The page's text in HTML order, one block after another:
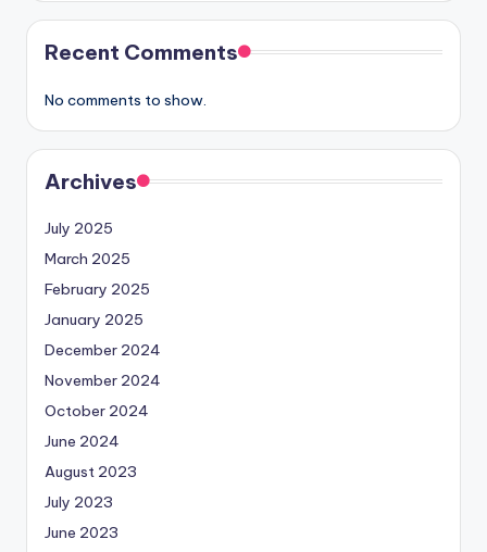
Recent Comments
No comments to show.
Archives
July 2025
March 2025
February 2025
January 2025
December 2024
November 2024
October 2024
June 2024
August 2023
July 2023
June 2023